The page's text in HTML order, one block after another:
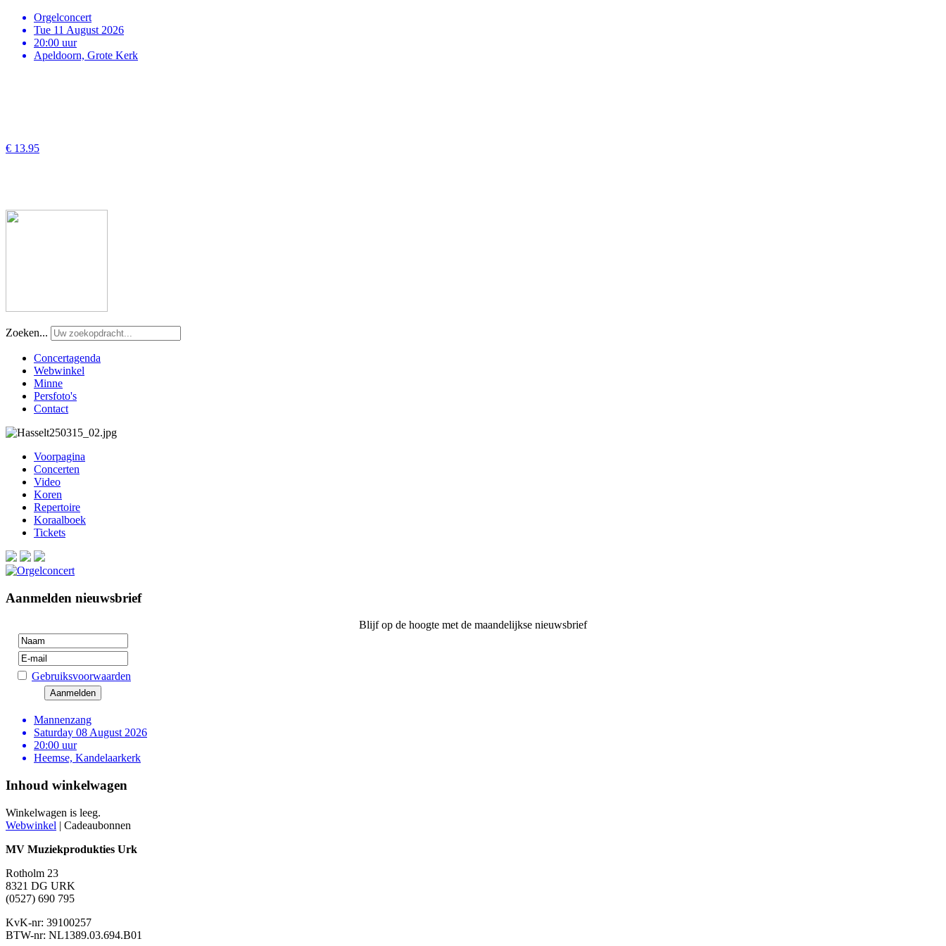
Orgelconcert
Tue 11 August 2026
20:00 uur
Apeldoorn, Grote Kerk
€ 13.95
Zoeken...
Concertagenda
Webwinkel
Minne
Persfoto's
Contact
Voorpagina
Concerten
Video
Koren
Repertoire
Koraalboek
Tickets
Aanmelden nieuwsbrief
Blijf op de hoogte met de maandelijkse nieuwsbrief
Gebruiksvoorwaarden
Mannenzang
Saturday 08 August 2026
20:00 uur
Heemse, Kandelaarkerk
Inhoud winkelwagen
Winkelwagen is leeg.
Webwinkel | Cadeaubonnen
MV Muziekprodukties Urk
Rotholm 23
8321 DG URK
(0527) 690 795
KvK-nr: 39100257
BTW-nr: NL1389.03.694.B01